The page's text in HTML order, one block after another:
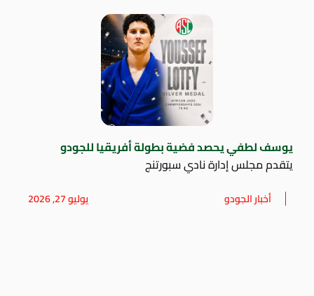
يوسف لطفي يحصد فضية بطولة أفريقيا للجودو
يتقدم مجلس إدارة نادي سبورتنج
أخبار الجودو يوليو 27, 2026